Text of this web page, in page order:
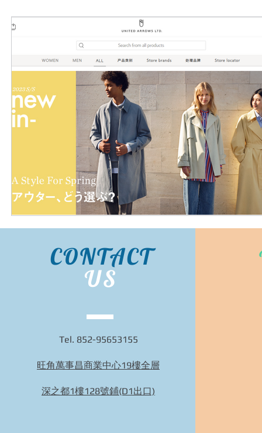
CONTACT
US
Tel. 852-95653155
旺角萬事昌商業中心19樓全層
深之都1樓128號鋪(D1出口)